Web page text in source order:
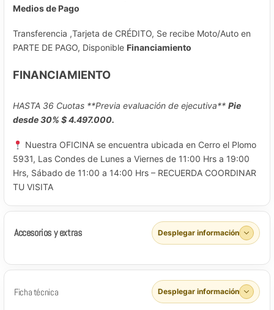
Medios de Pago
Transferencia ,Tarjeta de CRÉDITO, Se recibe Moto/Auto en
PARTE DE PAGO, Disponible Financiamiento
FINANCIAMIENTO
HASTA 36 Cuotas **Previa evaluación de ejecutiva** Pie
desde 30% $ 4.497.000.
Nuestra OFICINA se encuentra ubicada en Cerro el Plomo
5931, Las Condes de Lunes a Viernes de 11:00 Hrs a 19:00
Hrs, Sábado de 11:00 a 14:00 Hrs – RECUERDA COORDINAR
TU VISITA
Accesorios y extras Desplegar información
Ficha técnica Desplegar información